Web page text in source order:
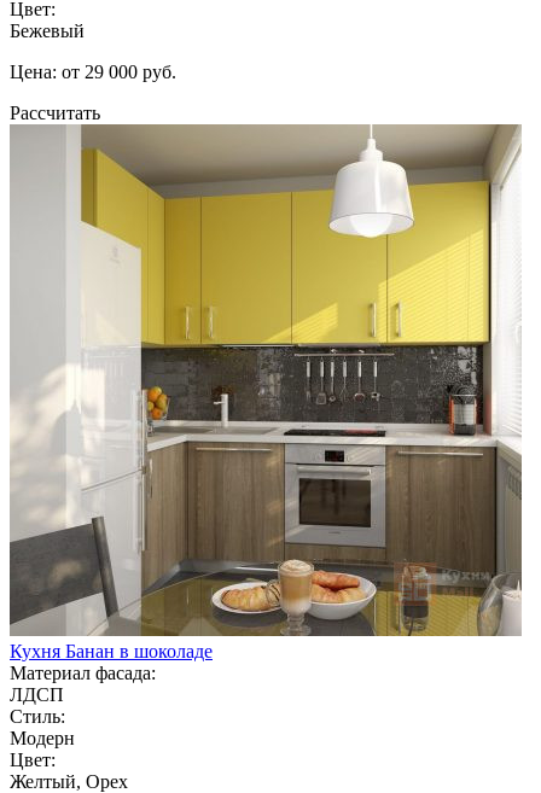
Цвет:
Бежевый
Цена: от 29 000 руб.
Рассчитать
Кухня Банан в шоколаде
Материал фасада:
ЛДСП
Стиль:
Модерн
Цвет:
Желтый, Орех